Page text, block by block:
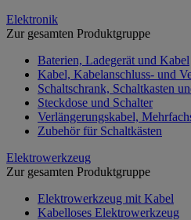
Elektronik
Zur gesamten Produktgruppe
Baterien, Ladegerät und Kabel
Kabel, Kabelanschluss- und
Schaltschrank, Schaltkasten
Steckdose und Schalter
Verlängerungskabel,
Zubehör für Schaltkästen
Elektrowerkzeug
Zur gesamten Produktgruppe
Elektrowerkzeug mit Kabel
Kabelloses Elektrowerkzeug